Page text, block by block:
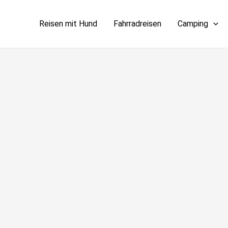
Reisen mit Hund Fahrradreisen Camping